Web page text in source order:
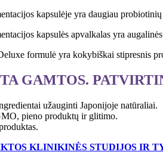
kapsulėje yra daugiau
kapsulės apvalkalas yra
formulė yra kokybiškai stipresnis
GAMTOS.
užauginti Japonijoje natūraliai.
pieno produktų ir glitimo.
KLINIKINĖS STUDIJOS IR